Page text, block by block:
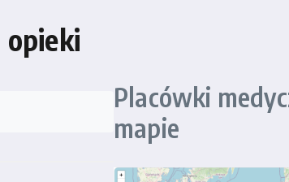
Placówki
mapie